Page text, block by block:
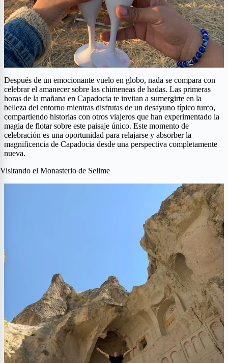
Después de un emocionante vuelo en globo, nada se compara con
celebrar el amanecer sobre las chimeneas de hadas. Las primeras
horas de la mañana en Capadocia te invitan a sumergirte en la
belleza del entorno mientras disfrutas de un desayuno típico turco,
compartiendo historias con otros viajeros que han experimentado la
magia de flotar sobre este paisaje único. Este momento de
celebración es una oportunidad para relajarse y absorber la
magnificencia de Capadocia desde una perspectiva completamente
nueva.
Visitando el Monasterio de Selime